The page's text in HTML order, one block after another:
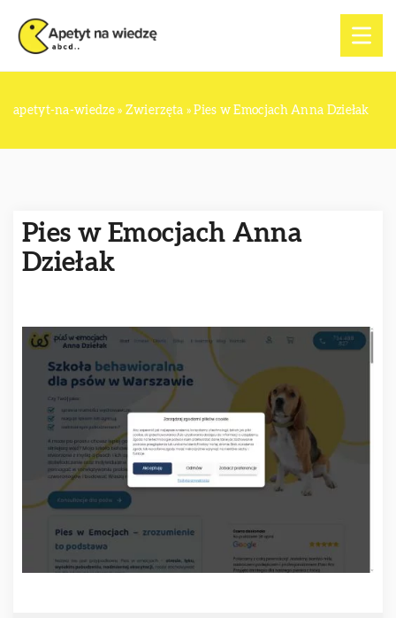
apetyt-na-wiedze» Zwierzęta »Pies w Emocjach Anna Dziełak
Pies w Emocjach Anna
Dziełak